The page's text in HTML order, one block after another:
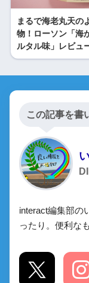
まるで海老丸天の
物！ローソン「海
ルタル味」レビュ
この記事を書
interact編集部の
ったり。便利な